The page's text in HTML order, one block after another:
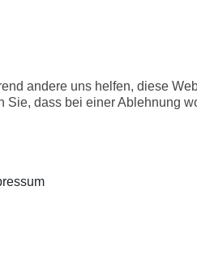
andere uns helfen, diese
dass bei einer Ablehnung